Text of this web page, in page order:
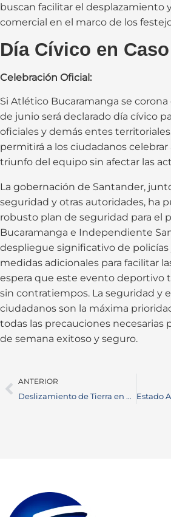
buscan facilitar el desplazamiento
comercial en el marco de los
Día Cívico en
Celebración Oficial:
Si Atlético Bucaramanga se corona
de junio será declarado día cívico
oficiales y demás entes
permitirá a los ciudadanos
triunfo del equipo sin afectar las
La gobernación de Santander,
seguridad y otras autoridades, ha
robusto plan de seguridad para el
Bucaramanga e Independiente
despliegue significativo de policías
medidas adicionales para facilitar
espera que este evento deportivo
sin contratiempos. La seguridad y
ciudadanos son la máxima
todas las precauciones necesarias
de semana exitoso y seguro.
ANTERIOR
Deslizamiento de Tierra en Vereda Campo 13: Vías Intransitables y Viviendas Afectadas